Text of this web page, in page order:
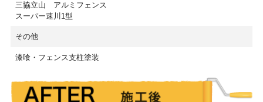
三協立山 アルミフェンス
スーパー速川1型
その他
漆喰・フェンス支柱塗装